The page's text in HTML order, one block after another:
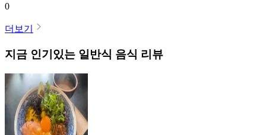
0
더보기
지금 인기있는 일반식 음식 리뷰